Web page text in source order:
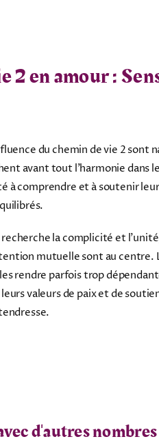
2 en amour :
du chemin de vie 2 sont
avant tout l’harmonie dans
à comprendre et à soutenir
la complicité et
mutuelle sont au centre.
rendre parfois trop
valeurs de paix et de
d'autres nombres